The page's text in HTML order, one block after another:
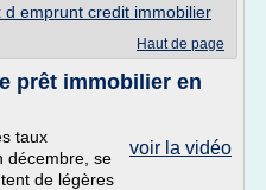
d emprunt credit immobilier
Haut de page
prêt immobilier en
voir la vidéo
taux
décembre, se
de légères